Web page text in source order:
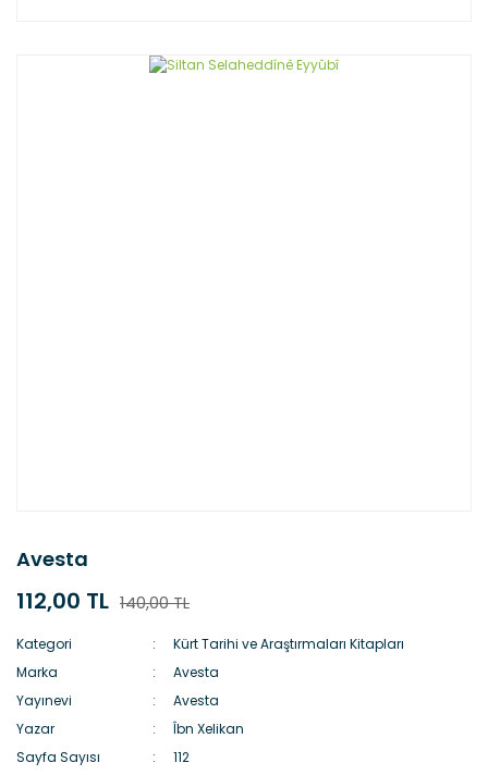
Avesta
112,00 TL 140,00 TL
Kategori
Kürt Tarihi ve Araştırmaları Kitapları
Marka
Avesta
Yayınevi
Avesta
Yazar
Îbn Xelikan
Sayfa Sayısı
112